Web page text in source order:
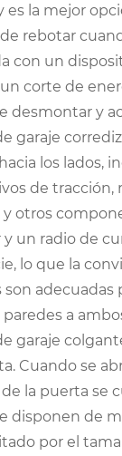
es la mejor
rebotar
con un
corte de
desmontar y
garaje
los lados,
de tracción,
y otros
y un radio de
lo que la
son
paredes a
garaje
Cuando se
la puerta se
disponen de
por el